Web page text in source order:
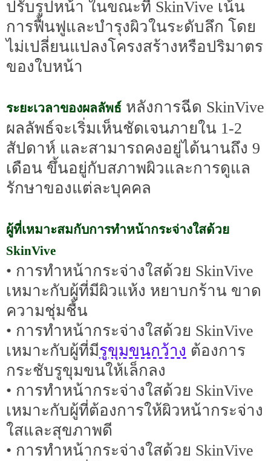
ปรับรูปหน้า ในขณะที่ SkinVive เน้น
การฟื้นฟูและบำรุงผิวในระดับลึก โดย
ไม่เปลี่ยนแปลงโครงสร้างหรือปริมาตร
ของใบหน้า
ระยะเวลาของผลลัพธ์ หลังการฉีด SkinVive
ผลลัพธ์จะเริ่มเห็นชัดเจนภายใน 1-2
สัปดาห์ และสามารถคงอยู่ได้นานถึง 9
เดือน ขึ้นอยู่กับสภาพผิวและการดูแล
รักษาของแต่ละบุคคล
ผู้ที่เหมาะสมกับการทำหน้ากระจ่างใสด้วย
SkinVive
• การทำหน้ากระจ่างใสด้วย SkinVive
เหมาะกับผู้ที่มีผิวแห้ง หยาบกร้าน ขาด
ความชุ่มชื้น
• การทำหน้ากระจ่างใสด้วย SkinVive
เหมาะกับผู้ที่มีรูขุมขนกว้าง ต้องการ
กระชับรูขุมขนให้เล็กลง
• การทำหน้ากระจ่างใสด้วย SkinVive
เหมาะกับผู้ที่ต้องการให้ผิวหน้ากระจ่าง
ใสและสุขภาพดี
• การทำหน้ากระจ่างใสด้วย SkinVive